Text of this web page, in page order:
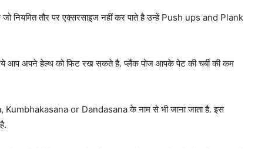
जो नियमित तौर पर एक्सरसाइज नहीं कर पाते है उन्हें Push ups and Plank
आप अपने हेल्थ को फिट रख सकते है. प्लैंक पोज आपके पेट की चर्बी की कम
Kumbhakasana or Dandasana के नाम से भी जाना जाता है. इस